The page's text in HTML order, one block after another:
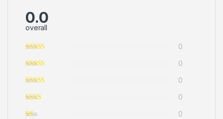
0.0
overall
0
0
0
0
0